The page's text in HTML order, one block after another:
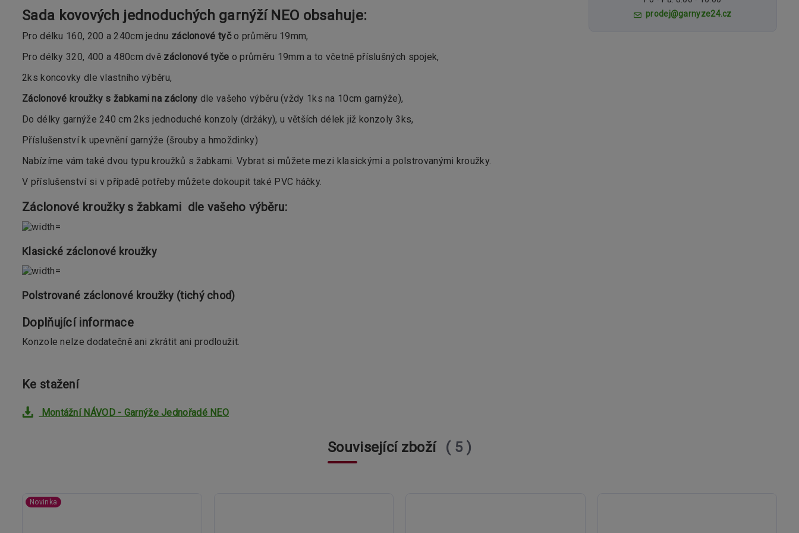
Sada kovových jednoduchých garnýží NEO obsahuje:
Pro délku 160, 200 a 240cm jednu záclonové tyčo průměru 19mm,
Pro délky 320, 400 a 480cm dvě záclonové tyče o průměru 19mm a to včetně příslušných spojek,
2ks koncovky dle vlastního výběru,
Záclonové kroužky s žabkami na záclony dle vašeho výběru (vždy 1ks na 10cm garnýže),
Do délky garnýže 240 cm 2ks jednoduché konzoly (držáky), u větších délek již konzoly 3ks,
Příslušenství k upevnění garnýže (šrouby a hmoždinky)
Nabízíme vám také dvou typu kroužků s žabkami. Vybrat si můžete mezi klasickými a polstrovanými kroužky.
V příslušenství si v případě potřeby můžete dokoupit také PVC háčky.
Záclonové kroužky s žabkami dle vašeho výběru:
Klasické záclonové kroužky
Polstrované záclonové kroužky (tichý chod)
Doplňující informace
Konzole nelze dodatečně ani zkrátit ani prodloužit.
prodej@garnyze24.cz
Ke stažení
Montážní NÁVOD - Garnýže Jednořadé NEO
Související zboží 5
Novinka